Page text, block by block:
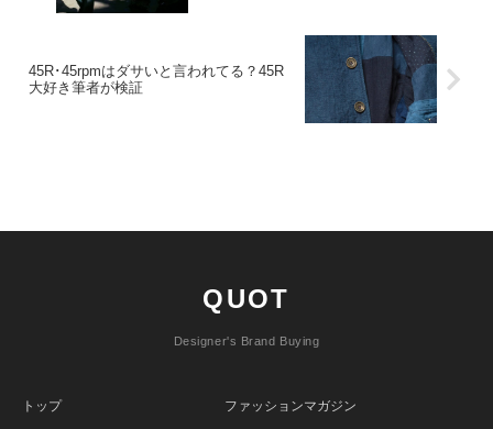
45R･45rpmはダサいと言われてる？45R
大好き筆者が検証
QUOT
Designer's Brand Buying
トップ ファッションマガジン